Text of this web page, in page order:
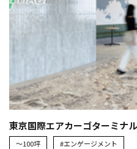
東京国際エアカーゴターミナ
～100坪 #エンゲージメント